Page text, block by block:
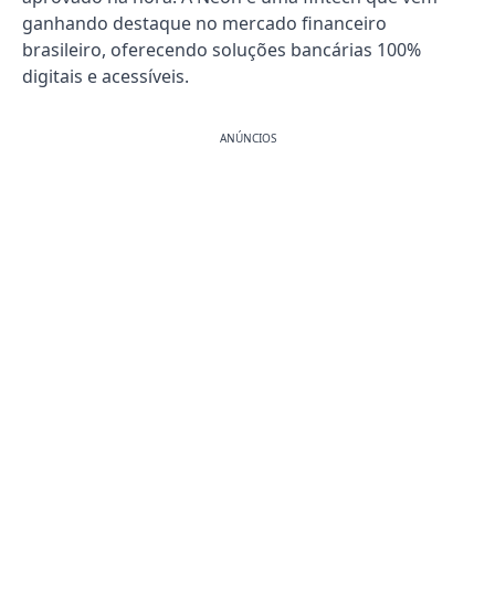
ganhando destaque no mercado financeiro
brasileiro, oferecendo soluções bancárias 100%
digitais e acessíveis.
ANÚNCIOS